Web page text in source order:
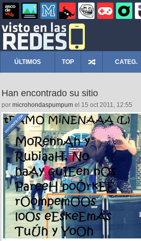
ÚLTIMOS TOP CATEG.
Han encontrado su sitio
por microhondaspumpum el 15 oct 2011, 12:55